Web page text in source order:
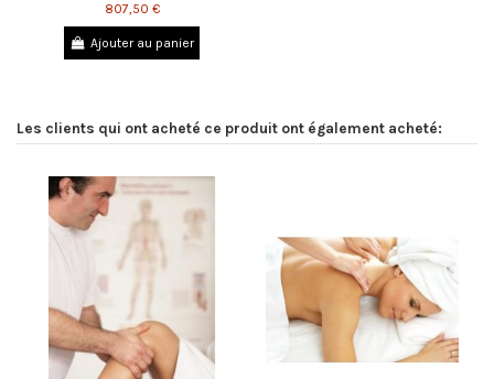
807,50 €
Ajouter au panier
Les clients qui ont acheté ce produit ont également acheté: